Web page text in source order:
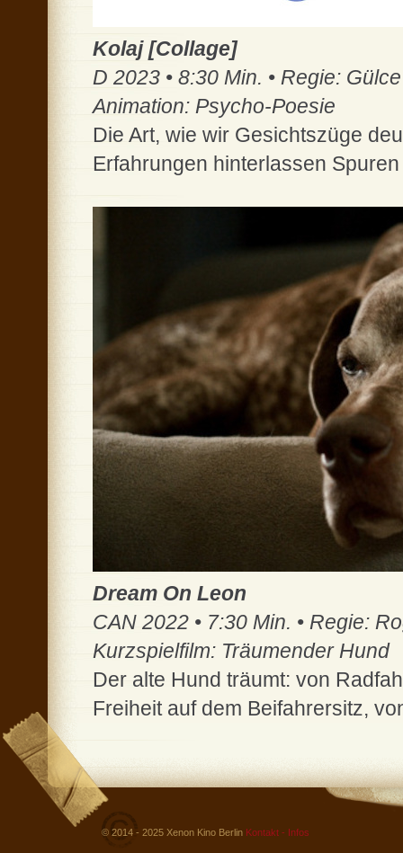
Kolaj [Collage]
D 2023 • 8:30 Min. • Regie:
Animation: Psycho-Poesie
Die Art, wie wir Gesichtszüge
Erfahrungen hinterlassen
Dream On Leon
CAN 2022 • 7:30 Min. • Regie:
Kurzspielfilm: Träumender Hund
Der alte Hund träumt: von
Freiheit auf dem Beifahrersitz,
© 2014 - 2025 Xenon Kino Berlin Kontakt - Infos